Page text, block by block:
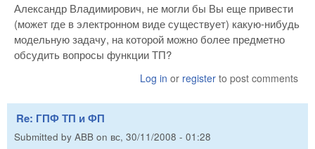
Александр Владимирович, не могли бы Вы еще привести
(может где в электронном виде существует) какую-нибудь
модельную задачу, на которой можно более предметно
обсудить вопросы функции ТП?
Log in or register to post comments
Re: ГПФ ТП и ФП
Submitted by ABB on вс, 30/11/2008 - 01:28